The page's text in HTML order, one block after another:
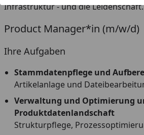
Infrastruktur - und die Leidenschaft.
Product Manager*in (m/w/d)
Ihre Aufgaben
Stammdatenpflege und
Artikelanlage und
Verwaltung und Optimierung
Produktdatenlandschaft
Strukturpflege,